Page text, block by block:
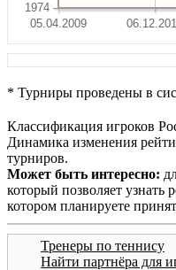
05.04.2009
1974
* Турниры проведены в
Классификация игроков
Динамика изменения
турниров.
Может быть интересно:
который позволяет узнать
котором планируете
Тренеры по теннису
Найти партнёра для